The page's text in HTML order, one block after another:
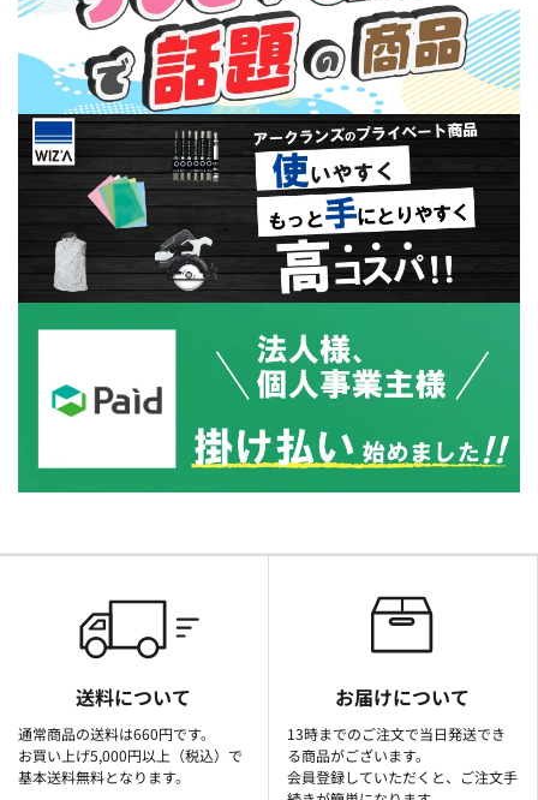
送料について
通常商品の送料は660円です。
お買い上げ5,000円以上（税込）で
基本送料無料となります。
お届けについて
13時までのご注文で当日発送でき
る商品がございます。
会員登録していただくと、ご注文手